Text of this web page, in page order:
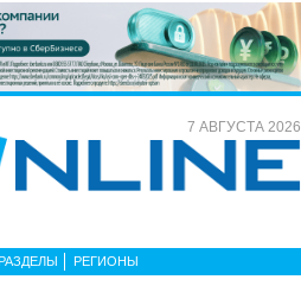
7 АВГУСТА 2026
РЕГИОНЫ